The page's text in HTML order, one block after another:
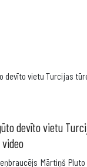
devīto vietu
Mārtiņš